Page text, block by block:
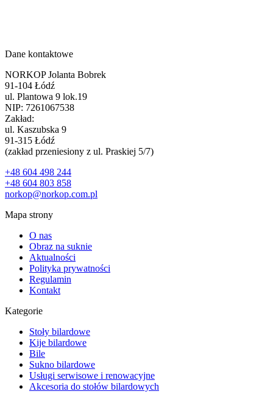
Dane kontaktowe
NORKOP Jolanta Bobrek
91-104 Łódź
ul. Plantowa 9 lok.19
NIP: 7261067538
Zakład:
ul. Kaszubska 9
91-315 Łódź
(zakład przeniesiony z ul. Praskiej 5/7)
+48 604 498 244
+48 604 803 858
norkop@norkop.com.pl
Mapa strony
O nas
Obraz na suknie
Aktualności
Polityka prywatności
Regulamin
Kontakt
Kategorie
Stoły bilardowe
Kije bilardowe
Bile
Sukno bilardowe
Usługi serwisowe i renowacyjne
Akcesoria do stołów bilardowych